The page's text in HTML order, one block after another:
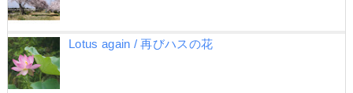
Lotus again / 再びハスの花